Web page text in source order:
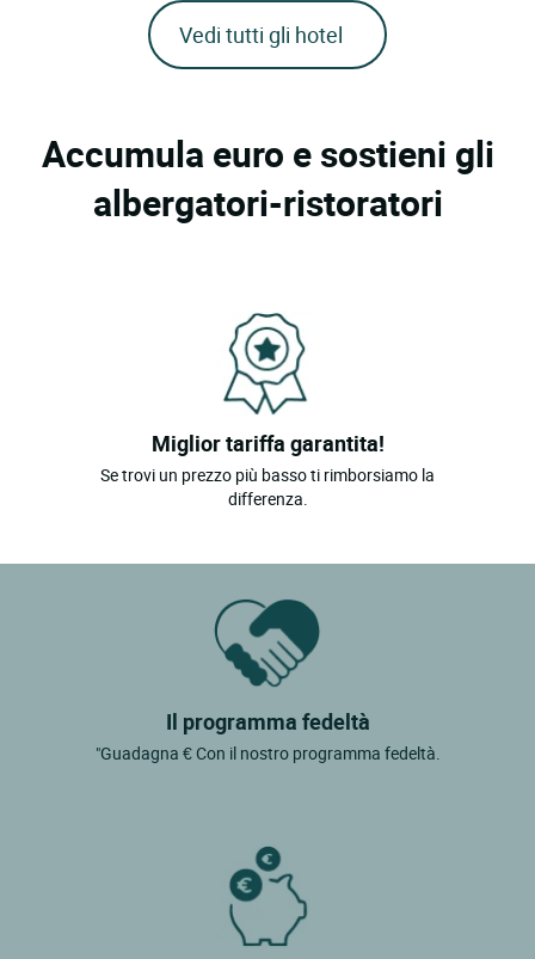
Vedi tutti gli hotel
Accumula euro e sostieni gli
albergatori-ristoratori
Miglior tariffa garantita!
Se trovi un prezzo più basso ti rimborsiamo la
differenza.
Il programma fedeltà
"Guadagna € Con il nostro programma fedeltà.